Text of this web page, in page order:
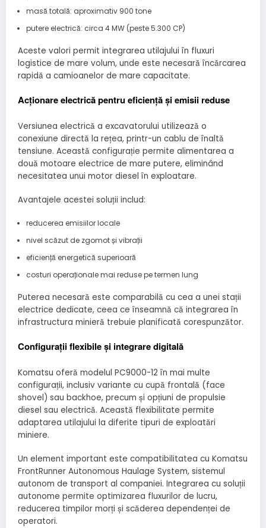
masă totală: aproximativ 900 tone
putere electrică: circa 4 MW (peste 5.300 CP)
Aceste valori permit integrarea utilajului în fluxuri
logistice de mare volum, unde este necesară încărcarea
rapidă a camioanelor de mare capacitate.
Acționare electrică pentru eficiență și emisii reduse
Versiunea electrică a excavatorului utilizează o
conexiune directă la rețea, printr-un cablu de înaltă
tensiune. Această configurație permite alimentarea a
două motoare electrice de mare putere, eliminând
necesitatea unui motor diesel în exploatare.
Avantajele acestei soluții includ:
reducerea emisiilor locale
nivel scăzut de zgomot și vibrații
eficiență energetică superioară
costuri operaționale mai reduse pe termen lung
Puterea necesară este comparabilă cu cea a unei stații
electrice dedicate, ceea ce înseamnă că integrarea în
infrastructura minieră trebuie planificată corespunzător.
Configurații flexibile și integrare digitală
Komatsu oferă modelul PC9000-12 în mai multe
configurații, inclusiv variante cu cupă frontală (face
shovel) sau backhoe, precum și opțiuni de propulsie
diesel sau electrică. Această flexibilitate permite
adaptarea utilajului la diferite tipuri de exploatări
miniere.
Un element important este compatibilitatea cu Komatsu
FrontRunner Autonomous Haulage System, sistemul
autonom de transport al companiei. Integrarea cu soluții
autonome permite optimizarea fluxurilor de lucru,
reducerea timpilor morți și scăderea dependenței de
operatori.